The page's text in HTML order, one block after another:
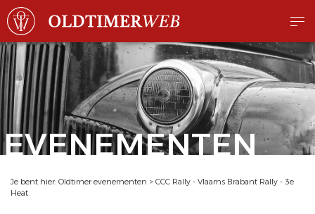
EVENEMENTEN
Je bent hier: Oldtimer evenementen > CCC Rally - Vlaams Brabant Rally - 3e
Heat